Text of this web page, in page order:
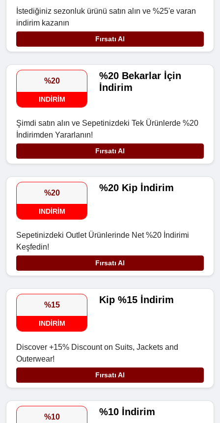
İstediğiniz sezonluk ürünü satın alın ve %25'e varan
indirim kazanın
Fırsatı Al
%20
INDIRIM
%20 Bekarlar İçin
İndirim
Şimdi satın alın ve Sepetinizdeki Tek Ürünlerde %20
İndirimden Yararlanın!
Fırsatı Al
%20
INDIRIM
%20 Kip İndirim
Sepetinizdeki Outlet Ürünlerinde Net %20 İndirimi
Keşfedin!
Fırsatı Al
%15
INDIRIM
Kip %15 İndirim
Discover +15% Discount on Suits, Jackets and
Outerwear!
Fırsatı Al
%10 %10 İndirim